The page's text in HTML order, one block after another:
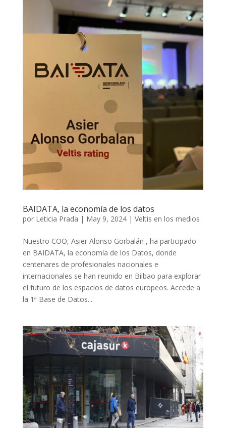
BAIDATA, la economía de los datos
por Leticia Prada | May 9, 2024| Veltis en los medios
Nuestro COO, Asier Alonso Gorbalán , ha participado
en BAIDATA, la economía de los Datos, donde
centenares de profesionales nacionales e
internacionales se han reunido en Bilbao para explorar
el futuro de los espacios de datos europeos. Accede a
la 1ª Base de Datos...